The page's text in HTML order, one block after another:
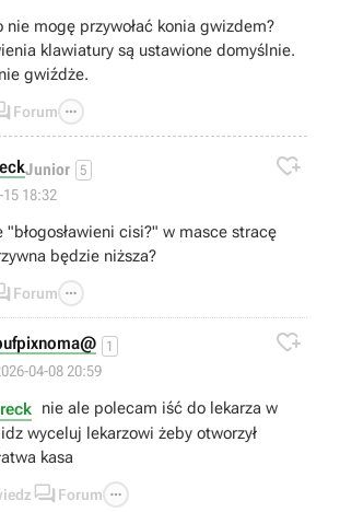
nie mogę przywołać konia gwizdem?
klawiatury są ustawione domyślnie.
gwiźdże.
Forum 
Junior 5
15 18:32

cisi?" w masce stracę
będzie niższa?
Forum 
1
04-08 20:59

nie ale polecam iść do lekarza w
wyceluj lekarzowi żeby otworzył
kasa
 Forum 